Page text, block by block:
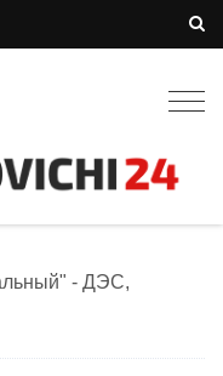
- ДЭС,